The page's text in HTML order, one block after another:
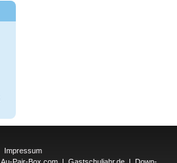
Impressum